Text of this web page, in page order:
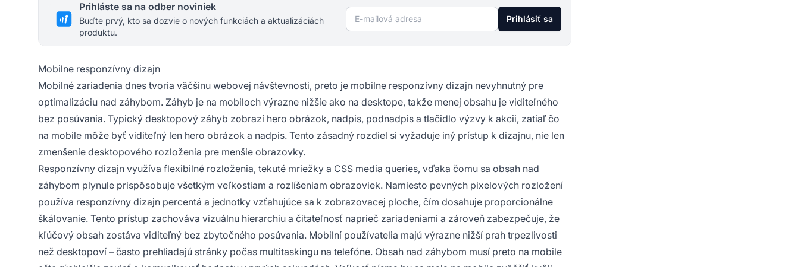
Prihláste sa na odber noviniek
Buďte prvý, kto sa dozvie o nových funkciách a aktualizáciách
produktu.
E-mailová adresa Prihlásiť sa
Mobilne responzívny dizajn
Mobilné zariadenia dnes tvoria väčšinu webovej návštevnosti, preto je mobilne responzívny dizajn nevyhnutný pre
optimalizáciu nad záhybom. Záhyb je na mobiloch výrazne nižšie ako na desktope, takže menej obsahu je viditeľného
bez posúvania. Typický desktopový záhyb zobrazí hero obrázok, nadpis, podnadpis a tlačidlo výzvy k akcii, zatiaľ čo
na mobile môže byť viditeľný len hero obrázok a nadpis. Tento zásadný rozdiel si vyžaduje iný prístup k dizajnu, nie len
zmenšenie desktopového rozloženia pre menšie obrazovky.
Responzívny dizajn využíva flexibilné rozloženia, tekuté mriežky a CSS media queries, vďaka čomu sa obsah nad
záhybom plynule prispôsobuje všetkým veľkostiam a rozlíšeniam obrazoviek. Namiesto pevných pixelových rozložení
používa responzívny dizajn percentá a jednotky vzťahujúce sa k zobrazovacej ploche, čím dosahuje proporcionálne
škálovanie. Tento prístup zachováva vizuálnu hierarchiu a čitateľnosť naprieč zariadeniami a zároveň zabezpečuje, že
kľúčový obsah zostáva viditeľný bez zbytočného posúvania. Mobilní používatelia majú výrazne nižší prah trpezlivosti
než desktopoví – často prehliadajú stránky počas multitaskingu na telefóne. Obsah nad záhybom musí preto na mobile